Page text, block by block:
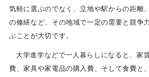
気軽に選ぶのでなく、立地や駅からの距離
の修繕など、その地域で一定の需要と競争
ぶことが大切です。
大学進学などで一人暮らしになると、家
費、家具や家電品の購入費、そして食費と